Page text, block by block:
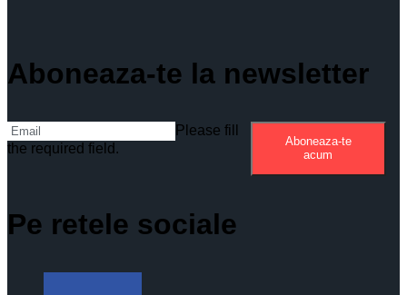
Aboneaza-te la newsletter
Please fill
the required field.
Aboneaza-te
acum
Pe retele sociale